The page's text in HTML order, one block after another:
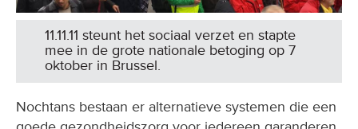
11.11.11 steunt het sociaal verzet en stapte
mee in de grote nationale betoging op 7
oktober in Brussel.
Nochtans bestaan er alternatieve systemen die een